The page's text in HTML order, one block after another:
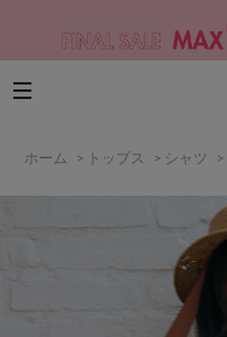
ホーム > トップス > シャツ >